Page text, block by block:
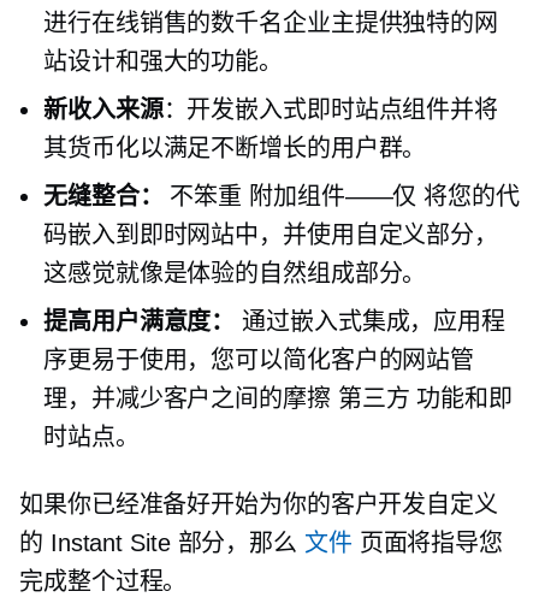
进行在线销售的数千名企业主提供独特的网
站设计和强大的功能。
新收入来源：开发嵌入式即时站点组件并将
其货币化以满足不断增长的用户群。
无缝整合：
不笨重 附加组件——仅 将您的代
码嵌入到即时网站中，并使用自定义部分，
这感觉就像是体验的自然组成部分。
提高用户满意度：
通过嵌入式集成，应用程
序更易于使用，您可以简化客户的网站管
理，并减少客户之间的摩擦 第三方 功能和即
时站点。
如果你已经准备好开始为你的客户开发自定义
的 Instant Site 部分，那么 文件 页面将指导您
完成整个过程。